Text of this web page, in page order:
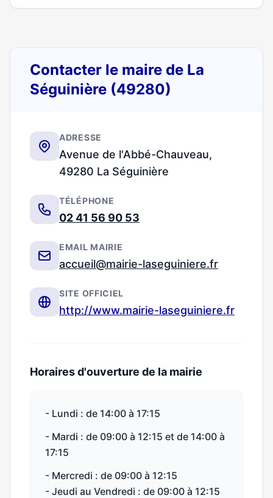
Contacter le maire de La
Séguinière (49280)
ADRESSE
Avenue de l'Abbé-Chauveau,
49280 La Séguinière
TÉLÉPHONE
02 41 56 90 53
EMAIL MAIRIE
accueil@mairie-laseguiniere.fr
SITE OFFICIEL
http://www.mairie-laseguiniere.fr
Horaires d'ouverture de la mairie
- Lundi : de 14:00 à 17:15
- Mardi : de 09:00 à 12:15 et de 14:00 à
17:15
- Mercredi : de 09:00 à 12:15
- Jeudi au Vendredi : de 09:00 à 12:15